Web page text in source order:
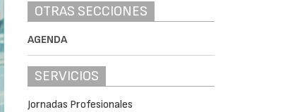
OTRAS SECCIONES
AGENDA
SERVICIOS
Jornadas Profesionales